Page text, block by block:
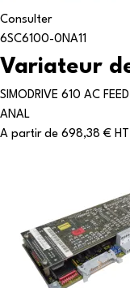
Consulter
6SC6100-0NA11
Variateur
SIMODRIVE 610 AC
ANAL
A partir de 698,38 € HT